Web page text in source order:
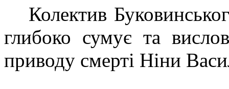
Колектив
глибоко сумує та
приводу смерті Ніни